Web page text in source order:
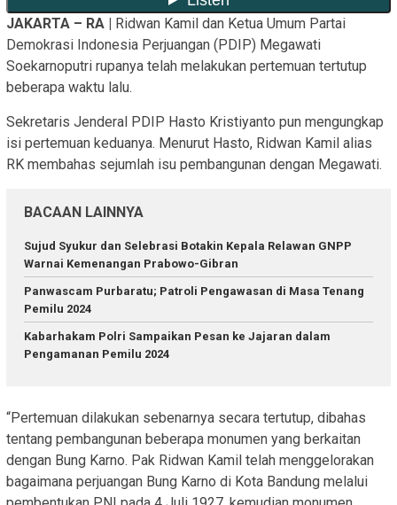
JAKARTA – RA | Ridwan Kamil dan Ketua Umum Partai
Demokrasi Indonesia Perjuangan (PDIP) Megawati
Soekarnoputri rupanya telah melakukan pertemuan tertutup
beberapa waktu lalu.
Sekretaris Jenderal PDIP Hasto Kristiyanto pun mengungkap
isi pertemuan keduanya. Menurut Hasto, Ridwan Kamil alias
RK membahas sejumlah isu pembangunan dengan Megawati.
BACAAN LAINNYA
Sujud Syukur dan Selebrasi Botakin Kepala Relawan GNPP
Warnai Kemenangan Prabowo-Gibran
Panwascam Purbaratu; Patroli Pengawasan di Masa Tenang
Pemilu 2024
Kabarhakam Polri Sampaikan Pesan ke Jajaran dalam
Pengamanan Pemilu 2024
“Pertemuan dilakukan sebenarnya secara tertutup, dibahas
tentang pembangunan beberapa monumen yang berkaitan
dengan Bung Karno. Pak Ridwan Kamil telah menggelorakan
bagaimana perjuangan Bung Karno di Kota Bandung melalui